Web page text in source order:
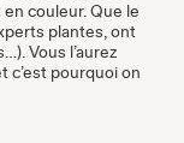
couleur. Que le
plantes, ont
Vous l’aurez
c’est pourquoi on